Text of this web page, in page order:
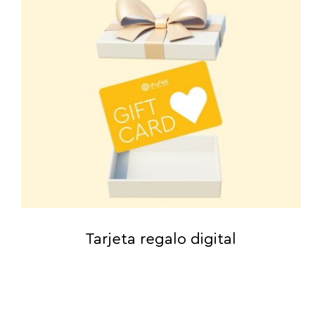
Tarjeta regalo digital